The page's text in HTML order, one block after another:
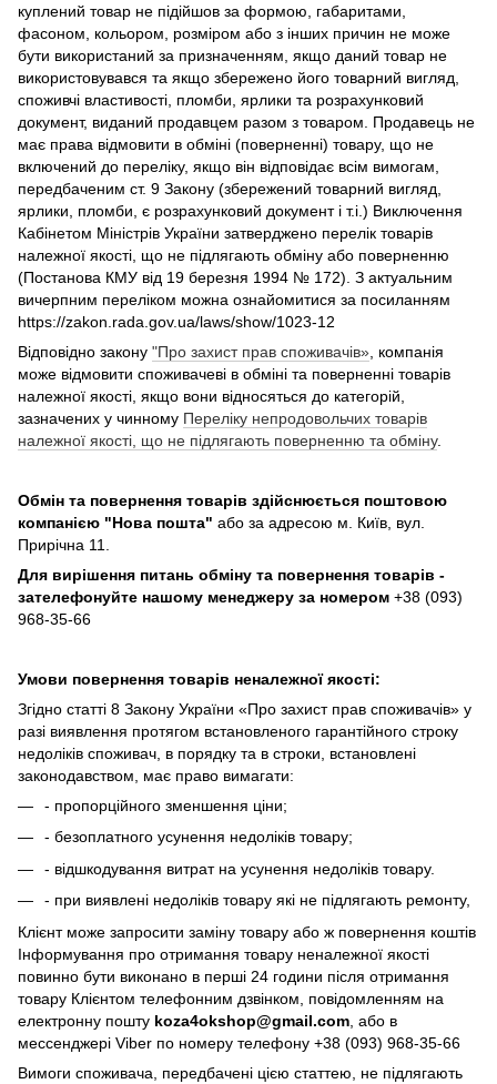
куплений товар не підійшов за формою, габаритами,
фасоном, кольором, розміром або з інших причин не може
бути використаний за призначенням, якщо даний товар не
використовувався та якщо збережено його товарний вигляд,
споживчі властивості, пломби, ярлики та розрахунковий
документ, виданий продавцем разом з товаром. Продавець не
має права відмовити в обміні (поверненні) товару, що не
включений до переліку, якщо він відповідає всім вимогам,
передбаченим ст. 9 Закону (збережений товарний вигляд,
ярлики, пломби, є розрахунковий документ і т.і.) Виключення
Кабінетом Міністрів України затверджено перелік товарів
належної якості, що не підлягають обміну або поверненню
(Постанова КМУ від 19 березня 1994 № 172). З актуальним
вичерпним переліком можна ознайомитися за посиланням
https://zakon.rada.gov.ua/laws/show/1023-12
Відповідно закону "Про захист прав споживачів» , компанія
може відмовити споживачеві в обміні та поверненні товарів
належної якості, якщо вони відносяться до категорій,
зазначених у чинному Переліку непродовольчих товарів
належної якості, що не підлягають поверненню та обміну.
Обмін та повернення товарів здійснюється поштовою
компанією "Нова пошта" або за адресою м. Київ, вул.
Прирічна 11.
Для вирішення питань обміну та повернення товарів -
зателефонуйте нашому менеджеру за номером +38 (093)
968-35-66
Умови повернення товарів неналежної якості:
Згідно статті 8 Закону України «Про захист прав споживачів» у
разі виявлення протягом встановленого гарантійного строку
недоліків споживач, в порядку та в строки, встановлені
законодавством, має право вимагати:
- пропорційного зменшення ціни;
- безоплатного усунення недоліків товару;
- відшкодування витрат на усунення недоліків товару.
- при виявлені недоліків товару які не підлягають ремонту,
Клієнт може запросити заміну товару або ж повернення коштів
Інформування про отримання товару неналежної якості
повинно бути виконано в перші 24 години після отримання
товару Клієнтом телефонним дзвінком, повідомленням на
електронну пошту koza4okshop@gmail.com , або в
мессенджері Viber по номеру телефону +38 (093) 968-35-66
Вимоги споживача, передбачені цією статтею, не підлягають